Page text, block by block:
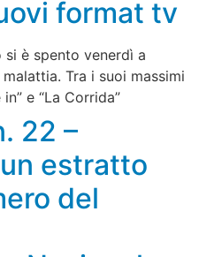
format tv
è spento venerdì a
Tra i suoi massimi
e “La Corrida”
22 –
estratto
del